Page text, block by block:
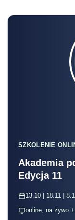
SZKOLENIE
Akademia
Edycja 11
13.10 | 18.11 |
online, na żywo